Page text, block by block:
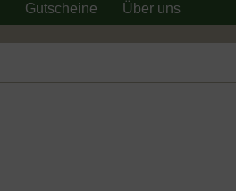
Gutscheine Über uns